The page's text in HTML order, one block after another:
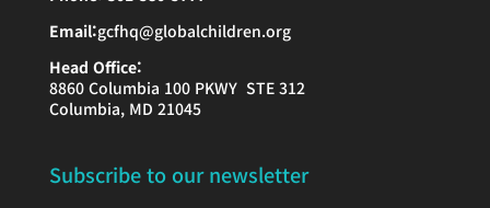
Email:gcfhq@globalchildren.org
Head Office:
8860 Columbia 100 PKWY STE 312
Columbia, MD 21045
Subscribe to our newsletter